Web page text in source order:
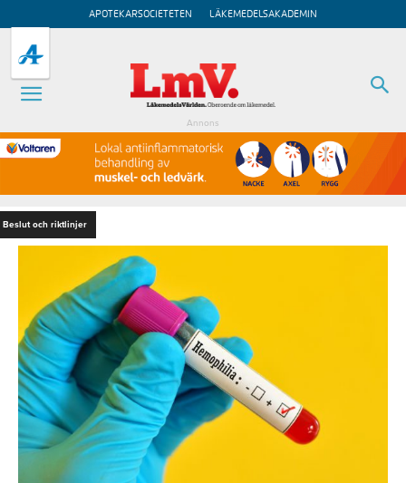
APOTEKARSOCIETETEN LÄKEMEDELSAKADEMIN
Annons
Beslut och riktlinjer